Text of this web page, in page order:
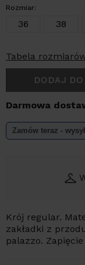
Rozmiar:
36 38
Tabela
DODAJ
Darmowa
Zamów teraz -
Krój regular.
zakładki z
palazzo.